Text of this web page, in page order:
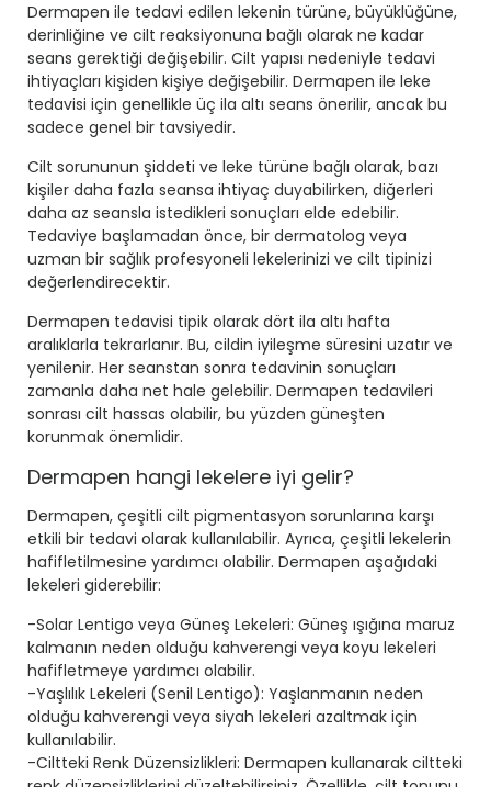
Dermapen ile tedavi edilen lekenin türüne, büyüklüğüne,
derinliğine ve cilt reaksiyonuna bağlı olarak ne kadar
seans gerektiği değişebilir. Cilt yapısı nedeniyle tedavi
ihtiyaçları kişiden kişiye değişebilir. Dermapen ile leke
tedavisi için genellikle üç ila altı seans önerilir, ancak bu
sadece genel bir tavsiyedir.
Cilt sorununun şiddeti ve leke türüne bağlı olarak, bazı
kişiler daha fazla seansa ihtiyaç duyabilirken, diğerleri
daha az seansla istedikleri sonuçları elde edebilir.
Tedaviye başlamadan önce, bir dermatolog veya
uzman bir sağlık profesyoneli lekelerinizi ve cilt tipinizi
değerlendirecektir.
Dermapen tedavisi tipik olarak dört ila altı hafta
aralıklarla tekrarlanır. Bu, cildin iyileşme süresini uzatır ve
yenilenir. Her seanstan sonra tedavinin sonuçları
zamanla daha net hale gelebilir. Dermapen tedavileri
sonrası cilt hassas olabilir, bu yüzden güneşten
korunmak önemlidir.
Dermapen hangi lekelere iyi gelir?
Dermapen, çeşitli cilt pigmentasyon sorunlarına karşı
etkili bir tedavi olarak kullanılabilir. Ayrıca, çeşitli lekelerin
hafifletilmesine yardımcı olabilir. Dermapen aşağıdaki
lekeleri giderebilir:
-Solar Lentigo veya Güneş Lekeleri: Güneş ışığına maruz
kalmanın neden olduğu kahverengi veya koyu lekeleri
hafifletmeye yardımcı olabilir.
-Yaşlılık Lekeleri (Senil Lentigo): Yaşlanmanın neden
olduğu kahverengi veya siyah lekeleri azaltmak için
kullanılabilir.
-Ciltteki Renk Düzensizlikleri: Dermapen kullanarak ciltteki